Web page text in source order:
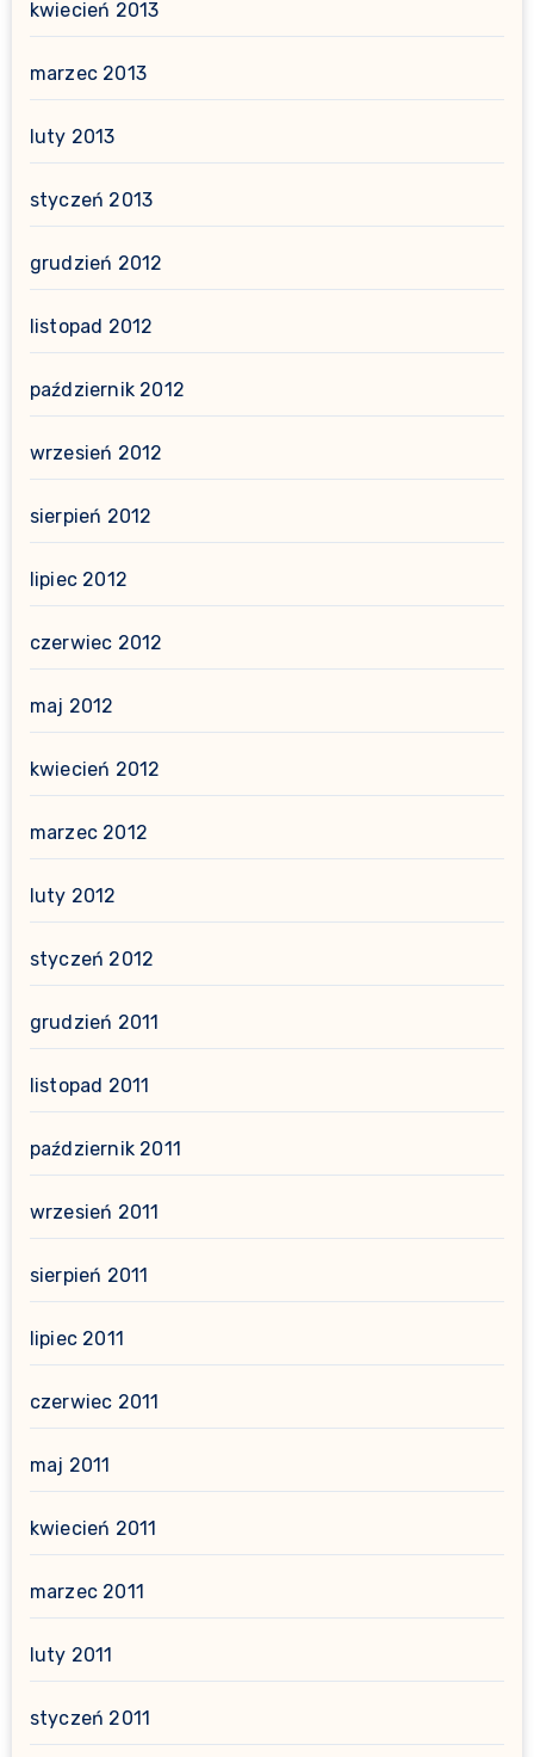
kwiecień 2013
marzec 2013
luty 2013
styczeń 2013
grudzień 2012
listopad 2012
październik 2012
wrzesień 2012
sierpień 2012
lipiec 2012
czerwiec 2012
maj 2012
kwiecień 2012
marzec 2012
luty 2012
styczeń 2012
grudzień 2011
listopad 2011
październik 2011
wrzesień 2011
sierpień 2011
lipiec 2011
czerwiec 2011
maj 2011
kwiecień 2011
marzec 2011
luty 2011
styczeń 2011